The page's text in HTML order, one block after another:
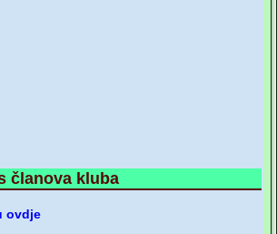
članova kluba
ovdje